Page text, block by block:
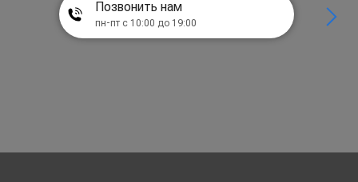
Позвонить нам
пн-пт с 10:00 до 19:00